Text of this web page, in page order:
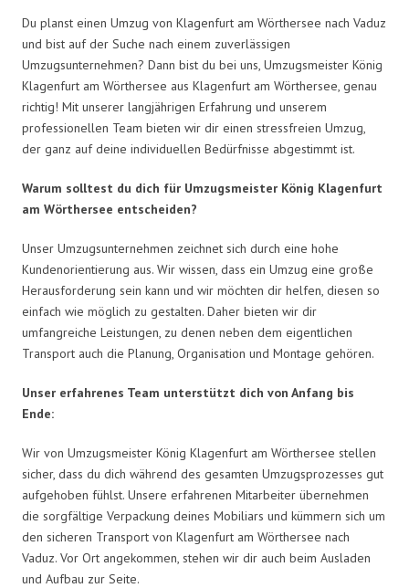
Du planst einen Umzug von Klagenfurt am Wörthersee nach Vaduz
und bist auf der Suche nach einem zuverlässigen
Umzugsunternehmen? Dann bist du bei uns, Umzugsmeister König
Klagenfurt am Wörthersee aus Klagenfurt am Wörthersee, genau
richtig! Mit unserer langjährigen Erfahrung und unserem
professionellen Team bieten wir dir einen stressfreien Umzug,
der ganz auf deine individuellen Bedürfnisse abgestimmt ist.
Warum solltest du dich für Umzugsmeister König Klagenfurt
am Wörthersee entscheiden?
Unser Umzugsunternehmen zeichnet sich durch eine hohe
Kundenorientierung aus. Wir wissen, dass ein Umzug eine große
Herausforderung sein kann und wir möchten dir helfen, diesen so
einfach wie möglich zu gestalten. Daher bieten wir dir
umfangreiche Leistungen, zu denen neben dem eigentlichen
Transport auch die Planung, Organisation und Montage gehören.
Unser erfahrenes Team unterstützt dich von Anfang bis
Ende:
Wir von Umzugsmeister König Klagenfurt am Wörthersee stellen
sicher, dass du dich während des gesamten Umzugsprozesses gut
aufgehoben fühlst. Unsere erfahrenen Mitarbeiter übernehmen
die sorgfältige Verpackung deines Mobiliars und kümmern sich um
den sicheren Transport von Klagenfurt am Wörthersee nach
Vaduz. Vor Ort angekommen, stehen wir dir auch beim Ausladen
und Aufbau zur Seite.